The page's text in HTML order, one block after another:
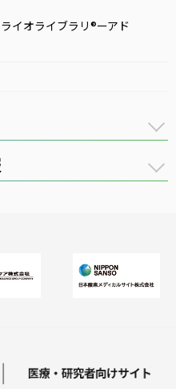
イオライブラリ®ーアド